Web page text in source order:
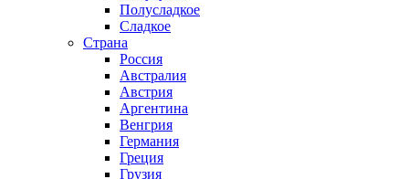
Полусладкое
Сладкое
Страна
Россия
Австралия
Австрия
Аргентина
Венгрия
Германия
Греция
Грузия